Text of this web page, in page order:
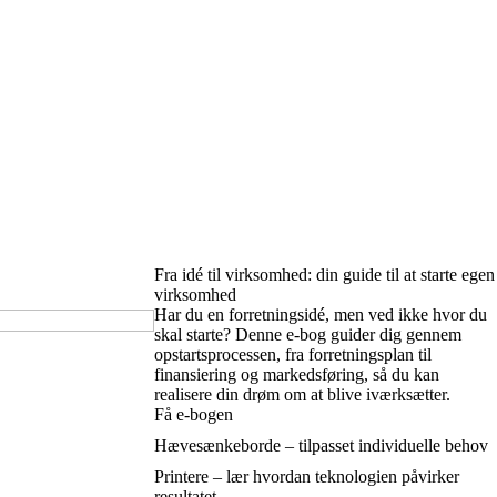
Fra idé til virksomhed: din guide til at starte egen
virksomhed
Har du en forretningsidé, men ved ikke hvor du
skal starte? Denne e-bog guider dig gennem
opstartsprocessen, fra forretningsplan til
finansiering og markedsføring, så du kan
realisere din drøm om at blive iværksætter.
Få e-bogen
Hævesænkeborde – tilpasset individuelle behov
Printere – lær hvordan teknologien påvirker